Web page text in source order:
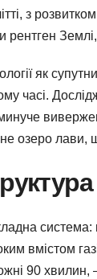
з
рентген
як
часі.
озеро лави,
система:
вмістом
90 хвилин,